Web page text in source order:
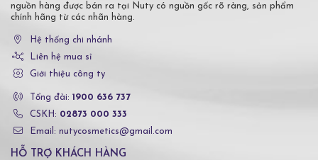
nguồn hàng được bán ra tại Nuty có nguồn gốc rõ ràng, sản phẩm
chính hãng từ các nhãn hàng.
Hệ thống chi nhánh
Liên hệ mua sỉ
Giới thiệu công ty
Tổng đài: 1900 636 737
CSKH: 02873 000 333
Email: nutycosmetics@gmail.com
HỖ TRỢ KHÁCH HÀNG